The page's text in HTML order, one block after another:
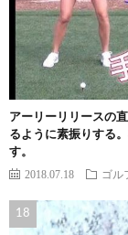
アーリーリリースの
るように素振りする
す。
2018.07.18 ゴル